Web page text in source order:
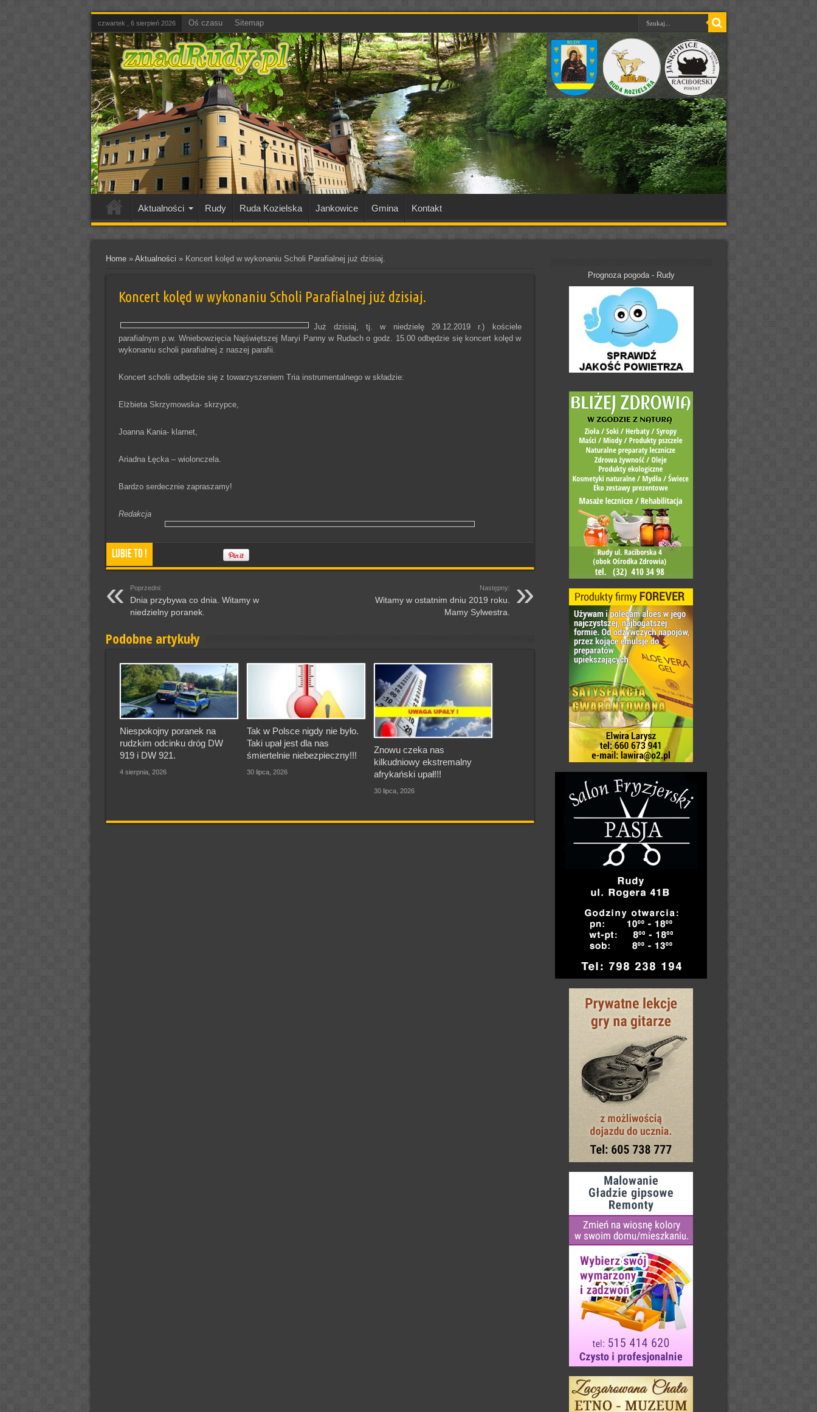
czwartek , 6 sierpień 2026 Oś czasu Sitemap
Aktualności Rudy Ruda Kozielska Jankowice Gmina Kontakt
Home» Aktualności » Koncert kolęd w wykonaniu Scholi Parafialnej już dzisiaj.
Koncert kolęd w wykonaniu Scholi Parafialnej już dzisiaj.
Już dzisiaj, tj. w niedzielę 29.12.2019 r.) kościele
parafialnym p.w. Wniebowzięcia Najświętszej Maryi Panny w Rudach o godz. 15.00 odbędzie się koncert kolęd w
wykonaniu scholi parafialnej z naszej parafii.
Koncert scholii odbędzie się z towarzyszeniem Tria instrumentalnego w składzie:
Elżbieta Skrzymowska- skrzypce,
Joanna Kania- klarnet,
Ariadna Łęcka – wiolonczela.
Bardzo serdecznie zapraszamy!
Redakcja
Lubie To !
Poprzedni:
Dnia przybywa co dnia. Witamy w
niedzielny poranek.
Następny:
Witamy w ostatnim dniu 2019 roku.
Mamy Sylwestra.
Podobne artykuły
Niespokojny poranek na
rudzkim odcinku dróg DW
919 i DW 921.
4 sierpnia, 2026
Tak w Polsce nigdy nie było.
Taki upał jest dla nas
śmiertelnie niebezpieczny!!!
30 lipca, 2026
Znowu czeka nas
kilkudniowy ekstremalny
afrykański upał!!!
30 lipca, 2026
Prognoza pogoda - Rudy